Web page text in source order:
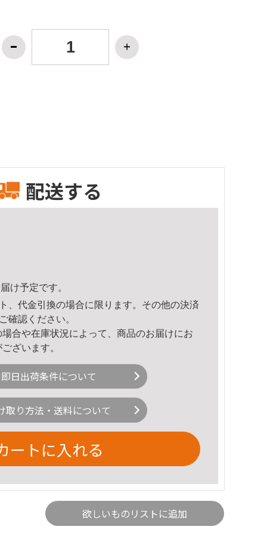
配送する
け予定です。
、代金引換の場合に限ります。その他の決済
確認ください。
合や在庫状況によって、商品のお届けにお
ざいます。
即日出荷条件について
取り方法・送料について
ートに入れる
欲しいものリストに追加